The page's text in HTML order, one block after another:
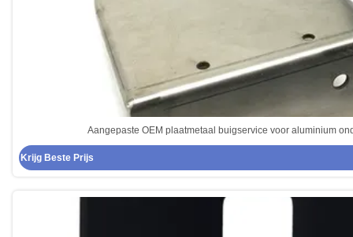
Aangepaste OEM plaatmetaal buigservice voor aluminium
Krijg Beste Prijs